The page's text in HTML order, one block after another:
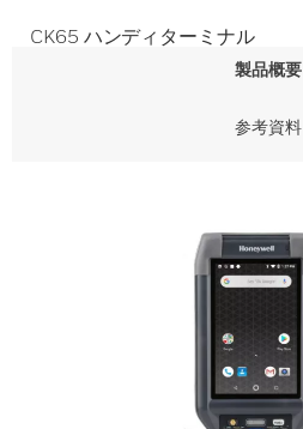
CK65 ハンディターミナル
製品概要
参考資料